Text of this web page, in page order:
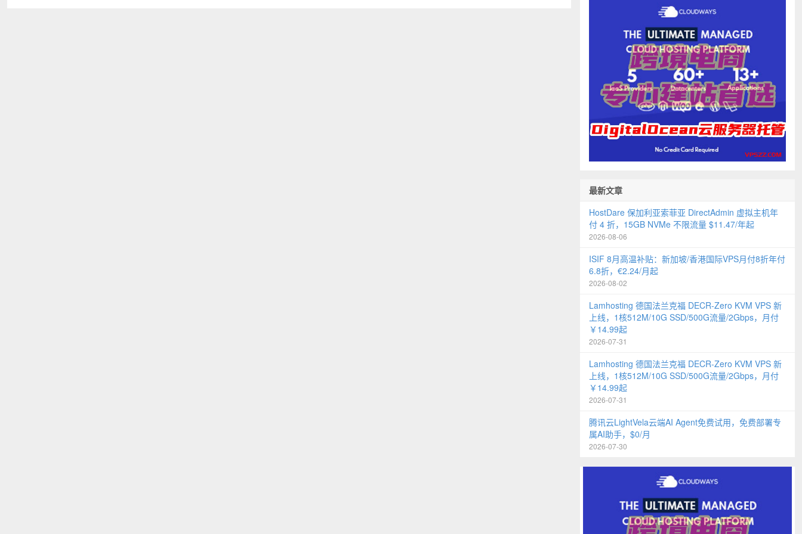
最新文章
HostDare 保加利亚索菲亚 DirectAdmin 虚拟主机年
付 4 折，15GB NVMe 不限流量 $11.47/年起
2026-08-06
ISIF 8月高温补贴：新加坡/香港国际VPS月付8折年付
6.8折，€2.24/月起
2026-08-02
Lamhosting 德国法兰克福 DECR-Zero KVM VPS 新
上线，1核512M/10G SSD/500G流量/2Gbps，月付
￥14.99起
2026-07-31
Lamhosting 德国法兰克福 DECR-Zero KVM VPS 新
上线，1核512M/10G SSD/500G流量/2Gbps，月付
￥14.99起
2026-07-31
腾讯云LightVela云端AI Agent免费试用，免费部署专
属AI助手，$0/月
2026-07-30